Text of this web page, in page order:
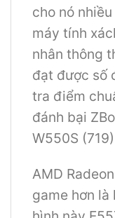
cho nó
máy tính
nhân thông
đạt được số
tra điểm
đánh bại
W550S
AMD
game hơn là